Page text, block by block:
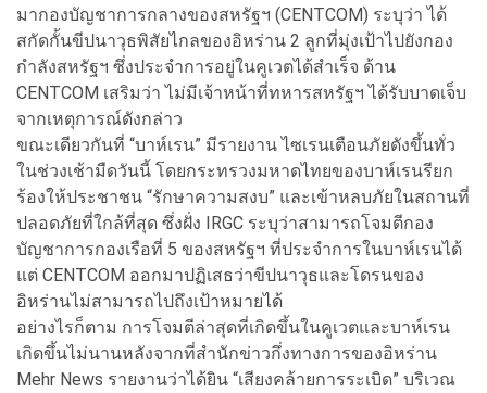
มากองบัญชาการกลางของสหรัฐฯ (CENTCOM) ระบุว่า ได้
สกัดกั้นขีปนาวุธพิสัยไกลของอิหร่าน 2 ลูกที่มุ่งเป้าไปยังกอง
กำลังสหรัฐฯ ซึ่งประจำการอยู่ในคูเวตได้สำเร็จ ด้าน
CENTCOM เสริมว่า ไม่มีเจ้าหน้าที่ทหารสหรัฐฯ ได้รับบาดเจ็บ
จากเหตุการณ์ดังกล่าว
ขณะเดียวกันที่ “บาห์เรน” มีรายงาน ไซเรนเตือนภัยดังขึ้นทั่ว
ในช่วงเช้ามืดวันนี้ โดยกระทรวงมหาดไทยของบาห์เรนรียก
ร้องให้ประชาชน “รักษาความสงบ” และเข้าหลบภัยในสถานที่
ปลอดภัยที่ใกล้ที่สุด ซึ่งฝั่ง IRGC ระบุว่าสามารถโจมตีกอง
บัญชาการกองเรือที่ 5 ของสหรัฐฯ ที่ประจำการในบาห์เรนได้
แต่ CENTCOM ออกมาปฏิเสธว่าขีปนาวุธและโดรนของ
อิหร่านไม่สามารถไปถึงเป้าหมายได้
อย่างไรก็ตาม การโจมตีล่าสุดที่เกิดขึ้นในคูเวตและบาห์เรน
เกิดขึ้นไม่นานหลังจากที่สำนักข่าวกึ่งทางการของอิหร่าน
Mehr News รายงานว่าได้ยิน “เสียงคล้ายการระเบิด” บริเวณ